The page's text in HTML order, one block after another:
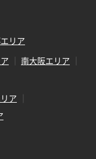
リア
南大阪エリア
ア